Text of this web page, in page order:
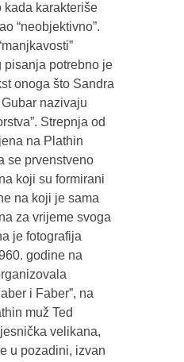
kada karakteriše
“neobjektivno”.
pisanja potrebno je
onoga što Sandra
nazivaju
Strepnja od
na Plathin
se prvenstveno
koji su formirani
na koji je sama
za vrijeme svoga
je fotografija
godine na
i Faber”, na
muž Ted
velikana,
u pozadini, izvan